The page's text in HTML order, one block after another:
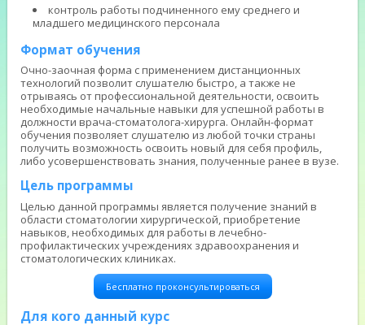
контроль работы подчиненного ему среднего и
младшего медицинского персонала
Формат обучения
Очно-заочная форма с применением дистанционных
технологий позволит слушателю быстро, а также не
отрываясь от профессиональной деятельности, освоить
необходимые начальные навыки для успешной работы в
должности врача-стоматолога-хирурга. Онлайн-формат
обучения позволяет слушателю из любой точки страны
получить возможность освоить новый для себя профиль,
либо усовершенствовать знания, полученные ранее в вузе.
Цель программы
Целью данной программы является получение знаний в
области стоматологии хирургической, приобретение
навыков, необходимых для работы в лечебно-
профилактических учреждениях здравоохранения и
стоматологических клиниках.
Бесплатно проконсультироваться
Для кого данный курс